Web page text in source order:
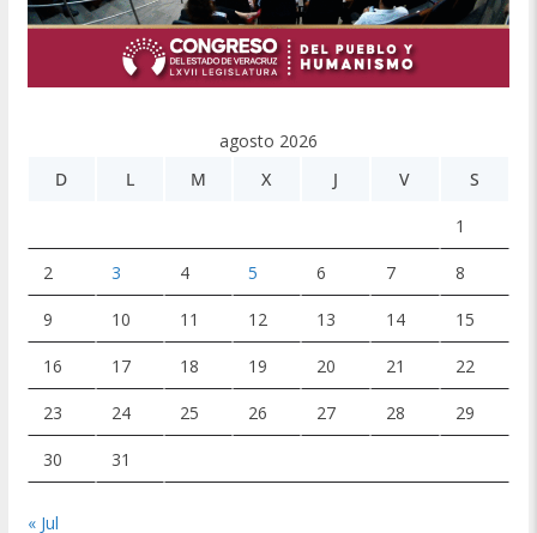
agosto 2026
D
L M X J V S
1
2 3 4 5 6 7 8
9 10 11 12 13 14 15
16 17 18 19 20 21 22
23 24 25 26 27 28 29
30 31
« Jul